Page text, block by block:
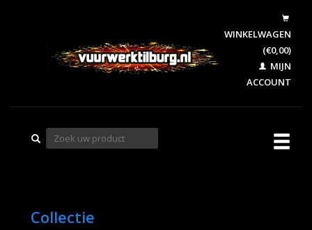
WINKELWAGEN
(€0,00)
MIJN
ACCOUNT
Collectie